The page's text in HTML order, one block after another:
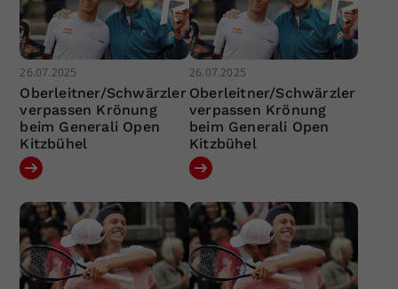
26.07.2025
Oberleitner/Schwärzler
verpassen Krönung
beim Generali Open
Kitzbühel
26.07.2025
Oberleitner/Schwärzler
verpassen Krönung
beim Generali Open
Kitzbühel